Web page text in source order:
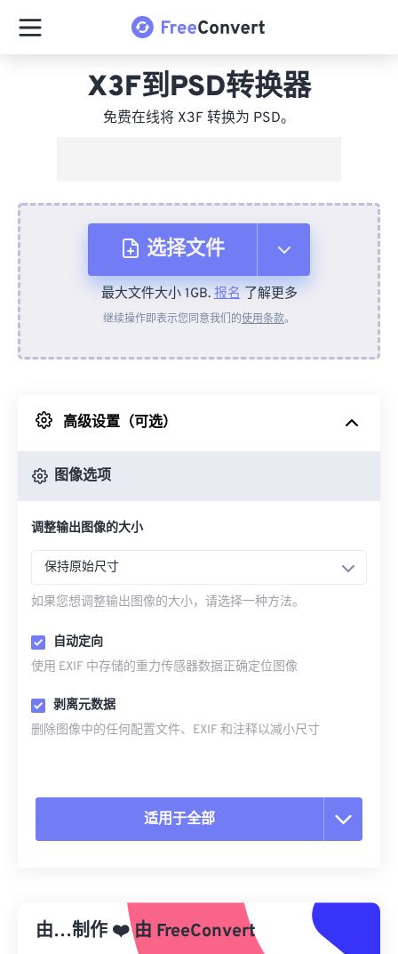
X3F到PSD转换器
免费在线将 X3F 转换为 PSD。
选择文件
从设备
来自 Google Drive
最大文件大小 1GB.报名了解更多
继续操作即表示您同意我们的使用条款。
高级设置（可选）
图像选项
调整输出图像的大小
保持原始尺寸
如果您想调整输出图像的大小，请选择一种方法。
自动定向
使用 EXIF 中存储的重力传感器数据正确定位图像
剥离元数据
删除图像中的任何配置文件、EXIF 和注释以减小尺寸
适用于全部
从预设应用
另存为预设
由…制作 ❤️由 FreeConvert